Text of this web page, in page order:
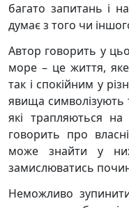
багато запитань і
думає з того чи
Автор говорить у
море – це життя,
так і спокійним у
явища
які трапляються
говорить про
може знайти у
замислюватись
Неможливо